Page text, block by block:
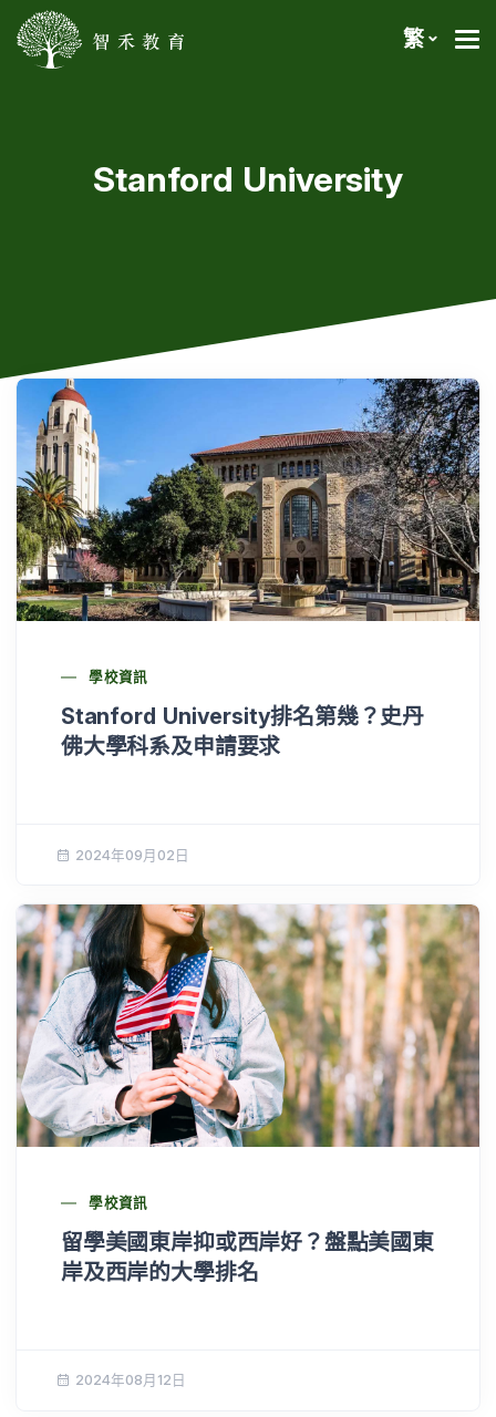
繁
Stanford University
學校資訊
Stanford University排名第幾？史丹
佛大學科系及申請要求
2024年09月02日
學校資訊
留學美國東岸抑或西岸好？盤點美國東
岸及西岸的大學排名
2024年08月12日